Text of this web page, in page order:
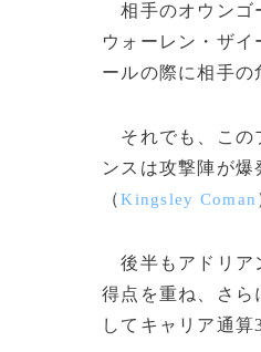
相手のオウンゴ
ウォーレン・ザイ
ールの際に相手の
それでも、この
ンスは攻撃陣が
（Kingsley Coman
後半もアドリア
得点を重ね、さら
してキャリア通算